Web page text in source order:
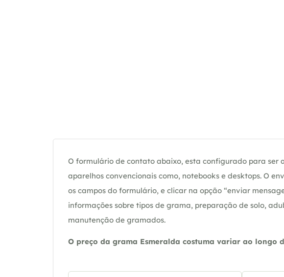
O formulário de contato abaixo, esta configurado para ser
aparelhos convencionais como, notebooks e desktops. O
os campos do formulário, e clicar na opção “enviar
informações sobre tipos de grama, preparação de solo,
manutenção de gramados.
O preço da grama Esmeralda costuma variar ao longo